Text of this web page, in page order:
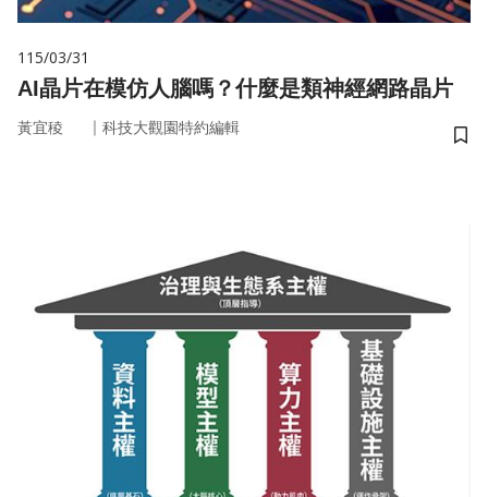
115/03/31
AI晶片在模仿人腦嗎？什麼是類神經網路晶片
黃宜稜 ｜ 科技大觀園特約編輯
儲